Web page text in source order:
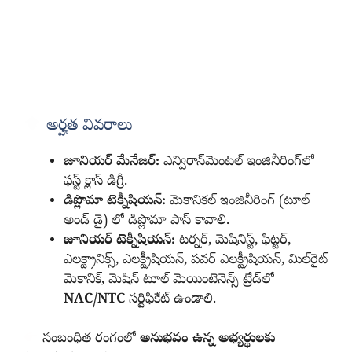
అర్హత వివరాలు
జూనియర్ మేనేజర్‌: ఎన్విరాన్‌మెంటల్‌ ఇంజినీరింగ్‌లో
ఫస్ట్‌ క్లాస్‌ డిగ్రీ.
డిప్లొమా టెక్నీషియన్‌: మెకానికల్‌ ఇంజినీరింగ్‌ (టూల్‌
అండ్‌ డై) లో డిప్లొమా పాస్‌ కావాలి.
జూనియర్ టెక్నీషియన్‌: టర్నర్‌, మెషినిస్ట్‌, ఫిట్టర్‌,
ఎలక్ట్రానిక్స్‌, ఎలక్ట్రీషియన్‌, పవర్‌ ఎలక్ట్రీషియన్‌, మిల్‌రైట్‌
మెకానిక్‌, మెషిన్‌ టూల్‌ మెయింటెనెన్స్‌ ట్రేడ్‌లో
NAC/NTC సర్టిఫికేట్‌ ఉండాలి.
సంబంధిత రంగంలోఅనుభవం ఉన్న అభ్యర్థులకు